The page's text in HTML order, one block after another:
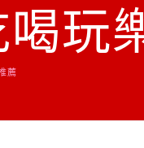
喝玩
薦